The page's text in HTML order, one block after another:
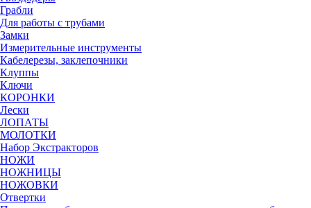
Грабли
Для работы с трубами
Замки
Измерительные инструменты
Кабелерезы, заклепочники
Клуппы
Ключи
КОРОНКИ
Лески
ЛОПАТЫ
МОЛОТКИ
Набор Экстракторов
НОЖИ
НОЖНИЦЫ
НОЖОВКИ
Отвертки